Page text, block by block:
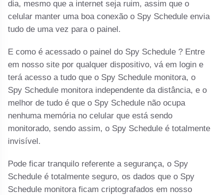
dia, mesmo que a internet seja ruim, assim que o
celular manter uma boa conexão o Spy Schedule envia
tudo de uma vez para o painel.
E como é acessado o painel do Spy Schedule ? Entre
em nosso site por qualquer dispositivo, vá em login e
terá acesso a tudo que o Spy Schedule monitora, o
Spy Schedule monitora independente da distância, e o
melhor de tudo é que o Spy Schedule não ocupa
nenhuma memória no celular que está sendo
monitorado, sendo assim, o Spy Schedule é totalmente
invisível.
Pode ficar tranquilo referente a segurança, o Spy
Schedule é totalmente seguro, os dados que o Spy
Schedule monitora ficam criptografados em nosso